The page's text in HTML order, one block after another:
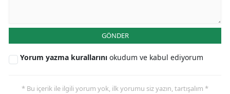
GÖNDER
Yorum yazma kurallarını okudum ve kabul ediyorum
* Bu içerik ile ilgili yorum yok, ilk yorumu siz yazın, tartışalım *